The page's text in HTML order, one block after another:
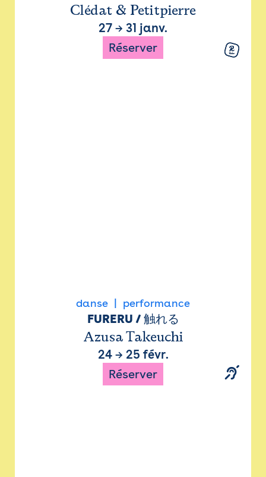
Clédat & Petitpierre
27 → 31 janv.
Réserver
danse performance
FURERU / 触れる
Azusa Takeuchi
24→ 25 févr.
Réserver